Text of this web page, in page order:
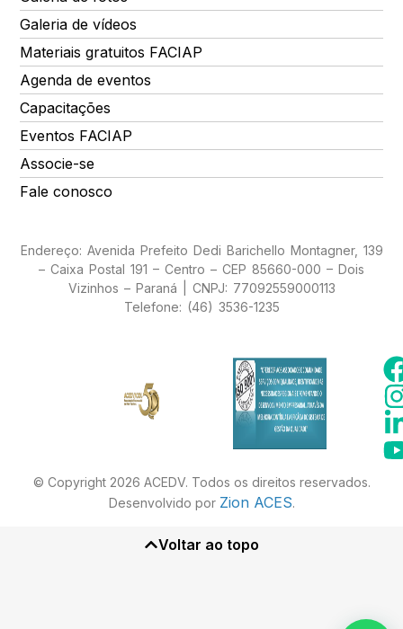
Galeria de vídeos
Materiais gratuitos FACIAP
Agenda de eventos
Capacitações
Eventos FACIAP
Associe-se
Fale conosco
Endereço: Avenida Prefeito Dedi Barichello Montagner, 139
– Caixa Postal 191 – Centro – CEP 85660-000 – Dois
Vizinhos – Paraná | CNPJ: 77092559000113
Telefone: (46) 3536-1235
© Copyright 2026 ACEDV. Todos os direitos reservados.
Desenvolvido por Zion ACES.
Voltar ao topo